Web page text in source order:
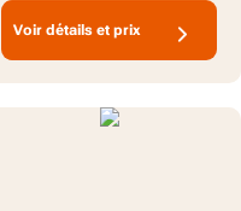
Voir détails et prix